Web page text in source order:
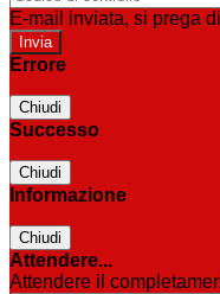
E-mail inviata, si prega
Errore
Chiudi
Successo
Chiudi
Informazione
Chiudi
Attendere...
Attendere il